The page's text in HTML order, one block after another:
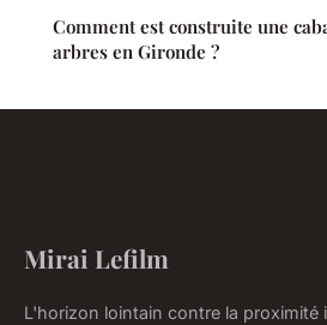
Comment est construite une
arbres en Gironde ?
Mirai Lefilm
L'horizon lointain contre la proximité